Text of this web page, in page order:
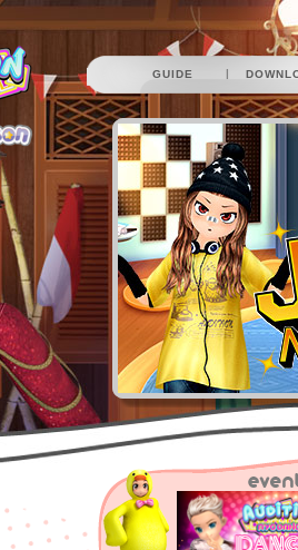
GUIDE |